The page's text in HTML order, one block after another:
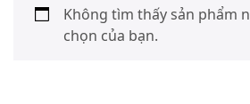
Không tìm thấy sản phẩm
chọn của bạn.